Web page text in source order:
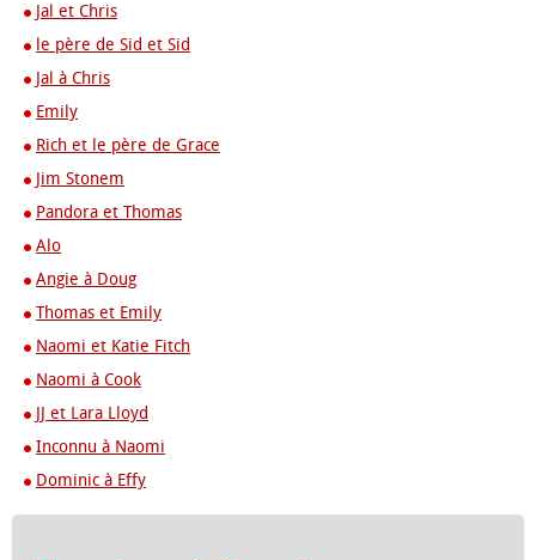
Jal et Chris
le père de Sid et Sid
Jal à Chris
Emily
Rich et le père de Grace
Jim Stonem
Pandora et Thomas
Alo
Angie à Doug
Thomas et Emily
Naomi et Katie Fitch
Naomi à Cook
JJ et Lara Lloyd
Inconnu à Naomi
Dominic à Effy